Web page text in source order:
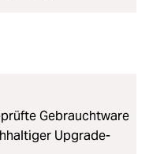
Gebrauchtware
Upgrade-